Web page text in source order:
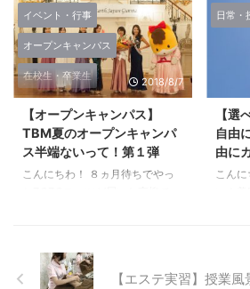
そうです！なんと スペシ ...
振袖に
...
式などイベントもありますよね。
今年を振り返り、やり残したこと
はありませんか？ 今年はきっと
やり残したことたくさんあると思
います。 しかし、今年の年末年
始は・・・ は、避けましょう。
今年の漢字も発表になりました
が、きっと全国中の人たちが声を
そ ろえて『あ～、やっぱり』
『そうだよね～』と感じたでしょ
んです
いたり
かか
リス
を防
り、
う心
ても、
葉植物
いみ
イベント・行事
オープンキャンパス
在校生・卒業生
2018/8/7
【オープンキャンパス】
TBM夏のオープンキャンパ
ス半端ないって！第１弾
こんにちわ！ ８ヵ月待ちでやっ
パ” です。 炭酸水はコンビニでも
スーパーでも売ってる安いもので
日常・
【選
自由
由に
こん
つ【選
【エステ実習】授業